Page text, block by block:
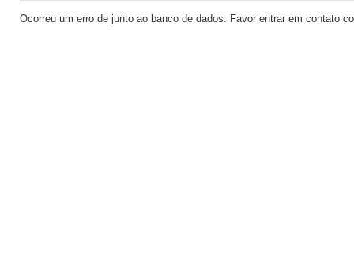
Ocorreu um erro de junto ao banco de dados. Favor entrar em contato